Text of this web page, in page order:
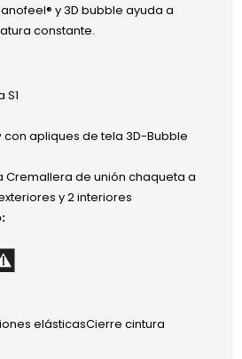
y 3D bubble ayuda a
constante.
con apliques de tela 3D-Bubble
Cremallera de unión chaqueta a
y 2 interiores
elásticasCierre cintura